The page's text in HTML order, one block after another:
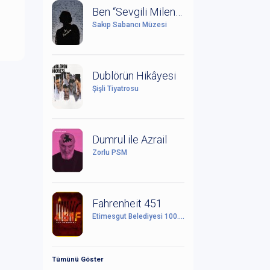
Sakıp Sabancı Müzesi
Dublörün Hikâyesi
Şişli Tiyatrosu
Dumrul ile Azrail
Zorlu PSM
Fahrenheit 451
Etimesgut Belediyesi 100. Yıl Cumhuriyet Kültür Sanat Merkezi
Tümünü Göster